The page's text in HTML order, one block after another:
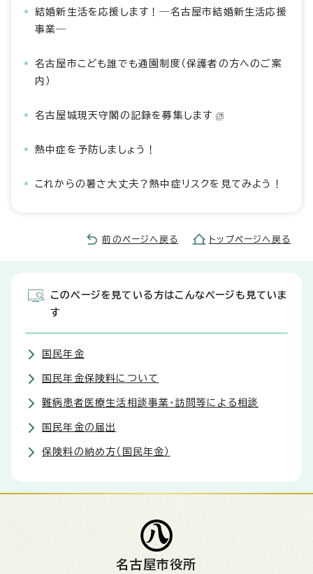
結婚新生活を応援します！―名古屋市結婚新生活応援
事業―
名古屋市こども誰でも通園制度（保護者の方へのご案
内）
名古屋城現天守閣の記録を募集します
熱中症を予防しましょう！
これからの暑さ大丈夫？熱中症リスクを見てみよう！
前のページへ戻る トップページへ戻る
このページを見ている方はこんなページも見ていま
す
国民年金
国民年金保険料について
難病患者医療生活相談事業・訪問等による相談
国民年金の届出
保険料の納め方（国民年金）
名古屋市役所